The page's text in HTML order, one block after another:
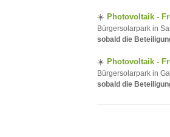
☀️ Photovoltaik -
Bürgersolarpark in
sobald die
☀️ Photovoltaik -
Bürgersolarpark in
sobald die